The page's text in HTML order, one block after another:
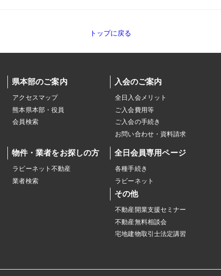
トップに戻る
県本部のご案内
アクセスマップ
熊本県本部・役員
会員検索
入会のご案内
全日入会メリット
ご入会費用等
ご入会の手続き
お問い合わせ・資料請求
物件・業者をお探しの方
ラビーネット不動産
業者検索
全日会員専用ページ
各種手続き
ラビーネット
その他
不動産開業支援セミナー
不動産無料相談会
宅地建物取引士法定講習